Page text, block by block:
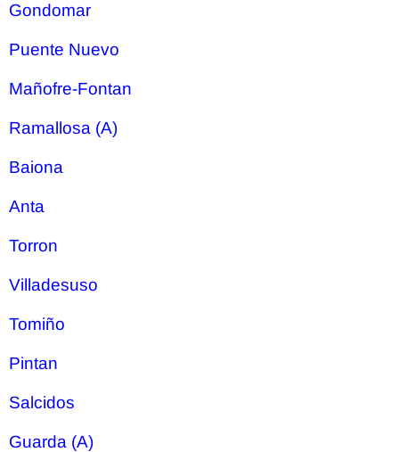
Gondomar
Puente Nuevo
Mañofre-Fontan
Ramallosa (A)
Baiona
Anta
Torron
Villadesuso
Tomiño
Pintan
Salcidos
Guarda (A)